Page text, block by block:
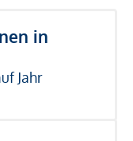
in
Jahr